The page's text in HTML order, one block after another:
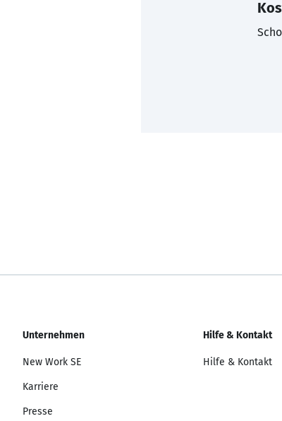
Unternehmen
New Work SE
Karriere
Presse
Hilfe & Kontakt
Hilfe & Kontakt